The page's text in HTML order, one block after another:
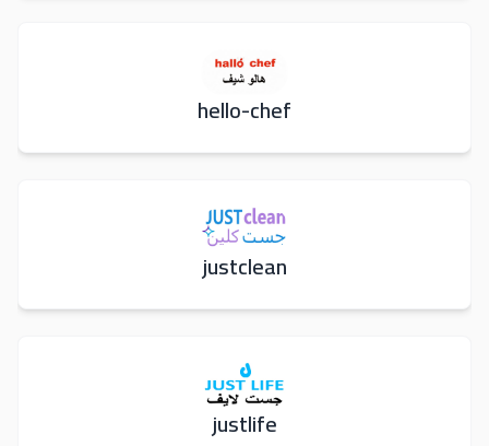
hello-chef
justclean
justlife